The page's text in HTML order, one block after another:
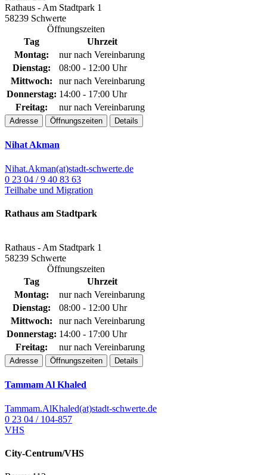
Rathaus - Am Stadtpark 1
58239 Schwerte
Öffnungszeiten
Tag
Uhrzeit
Montag:
nur nach Vereinbarung
Dienstag:
08:00 - 12:00 Uhr
Mittwoch:
nur nach Vereinbarung
Donnerstag: 14:00 - 17:00 Uhr
Freitag:
nur nach Vereinbarung
Adresse Öffnungszeiten Details
Nihat Akman
Nihat.Akman(at)stadt-schwerte.de
0 23 04 / 9 40 83 63
Teilhabe und Migration
Rathaus am Stadtpark
Rathaus - Am Stadtpark 1
58239 Schwerte
Öffnungszeiten
Tag
Uhrzeit
Montag:
nur nach Vereinbarung
Dienstag:
08:00 - 12:00 Uhr
Mittwoch:
nur nach Vereinbarung
Donnerstag: 14:00 - 17:00 Uhr
Freitag:
nur nach Vereinbarung
Adresse Öffnungszeiten Details
Tammam Al Khaled
Tammam.AlKhaled(at)stadt-schwerte.de
0 23 04 / 104-857
VHS
City-Centrum/VHS